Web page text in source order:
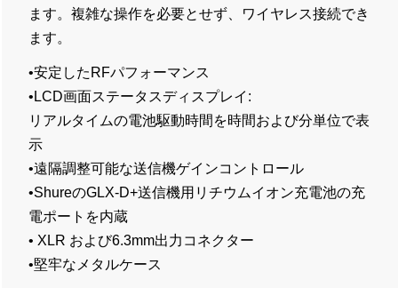
ます。複雑な操作を必要とせず、ワイヤレス接続でき
ます。
•安定したRFパフォーマンス
•LCD画面ステータスディスプレイ:
リアルタイムの電池駆動時間を時間および分単位で表
示
•遠隔調整可能な送信機ゲインコントロール
•ShureのGLX-D+送信機用リチウムイオン充電池の充
電ポートを内蔵
• XLR および6.3mm出力コネクター
•堅牢なメタルケース